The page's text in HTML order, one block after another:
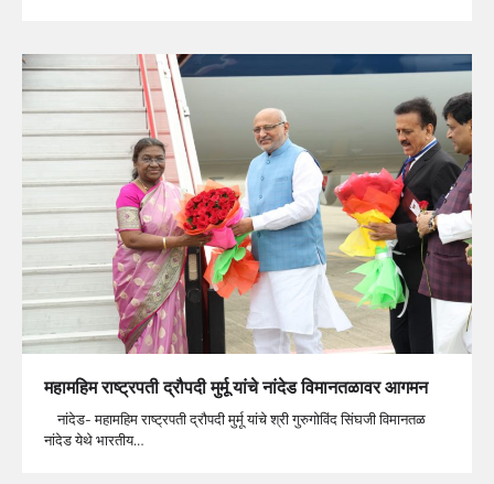
महामहिम राष्ट्रपती द्रौपदी मुर्मू यांचे नांदेड विमानतळावर आगमन
नांदेड- महामहिम राष्ट्रपती द्रौपदी मुर्मू यांचे श्री गुरुगोविंद सिंघजी विमानतळ
नांदेड येथे भारतीय…